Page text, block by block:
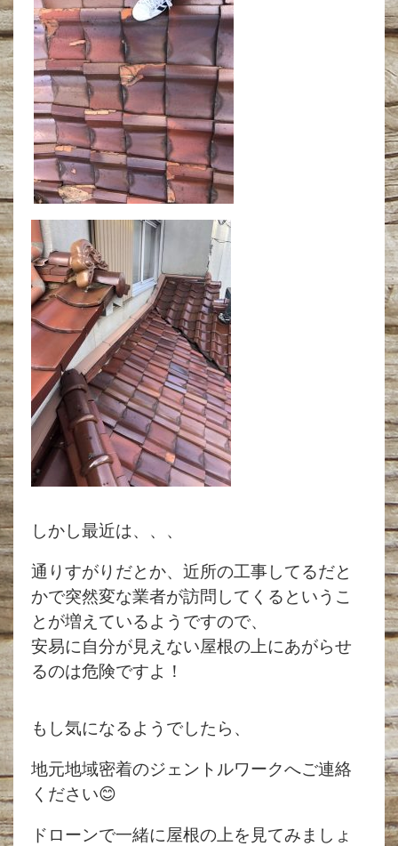
しかし最近は、、、
通りすがりだとか、近所の工事してるだと
かで突然変な業者が訪問してくるというこ
とが増えているようですので、
安易に自分が見えない屋根の上にあがらせ
るのは危険ですよ！
もし気になるようでしたら、
地元地域密着のジェントルワークへご連絡
ください😊
ドローンで一緒に屋根の上を見てみましょ